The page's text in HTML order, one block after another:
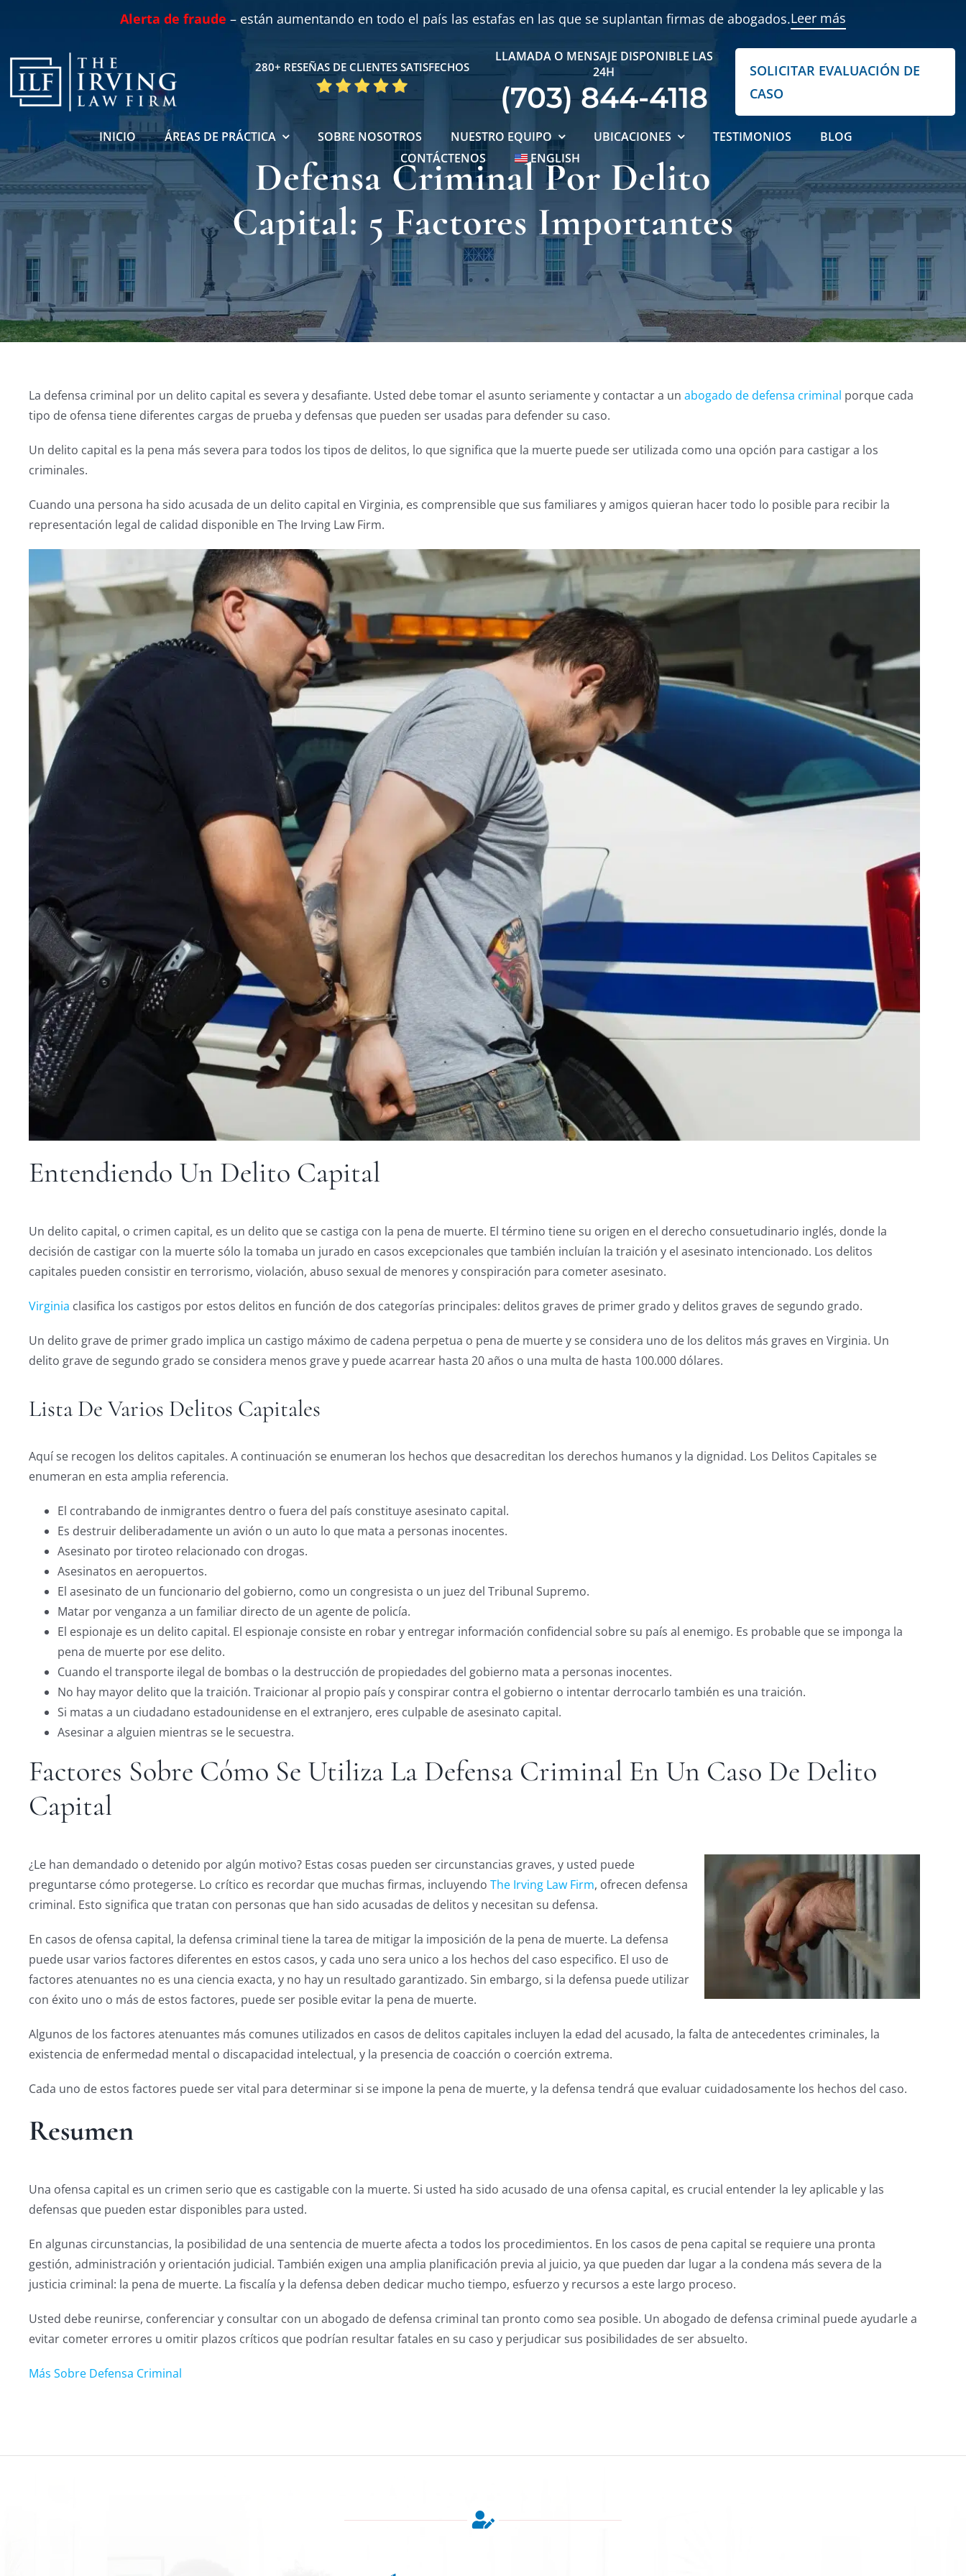
Alerta de fraude – están aumentando en todo el país las estafas en las que se suplantan firmas de abogados.Leer más
280+ RESEÑAS DE CLIENTES SATISFECHOS
LLAMADA O MENSAJE DISPONIBLE LAS
24H
(703) 844-4118
SOLICITAR EVALUACIÓN DE
CASO
INICIO ÁREAS DE PRÁCTICA SOBRE NOSOTROS NUESTRO EQUIPO UBICACIONES TESTIMONIOS
BLOG
CONTÁCTENOS
ENGLISH
Defensa Criminal Por Delito
Capital: 5 Factores Importantes
La defensa criminal por un delito capital es severa y desafiante. Usted debe tomar el asunto seriamente y contactar a un abogado de defensa criminal porque cada
tipo de ofensa tiene diferentes cargas de prueba y defensas que pueden ser usadas para defender su caso.
Un delito capital es la pena más severa para todos los tipos de delitos, lo que significa que la muerte puede ser utilizada como una opción para castigar a los
criminales.
Cuando una persona ha sido acusada de un delito capital en Virginia, es comprensible que sus familiares y amigos quieran hacer todo lo posible para recibir la
representación legal de calidad disponible en The Irving Law Firm.
Entendiendo Un Delito Capital
Un delito capital, o crimen capital, es un delito que se castiga con la pena de muerte. El término tiene su origen en el derecho consuetudinario inglés, donde la
decisión de castigar con la muerte sólo la tomaba un jurado en casos excepcionales que también incluían la traición y el asesinato intencionado. Los delitos
capitales pueden consistir en terrorismo, violación, abuso sexual de menores y conspiración para cometer asesinato.
Virginia clasifica los castigos por estos delitos en función de dos categorías principales: delitos graves de primer grado y delitos graves de segundo grado.
Un delito grave de primer grado implica un castigo máximo de cadena perpetua o pena de muerte y se considera uno de los delitos más graves en Virginia. Un
delito grave de segundo grado se considera menos grave y puede acarrear hasta 20 años o una multa de hasta 100.000 dólares.
Lista De Varios Delitos Capitales
Aquí se recogen los delitos capitales. A continuación se enumeran los hechos que desacreditan los derechos humanos y la dignidad. Los Delitos Capitales se
enumeran en esta amplia referencia.
El contrabando de inmigrantes dentro o fuera del país constituye asesinato capital.
Es destruir deliberadamente un avión o un auto lo que mata a personas inocentes.
Asesinato por tiroteo relacionado con drogas.
Asesinatos en aeropuertos.
El asesinato de un funcionario del gobierno, como un congresista o un juez del Tribunal Supremo.
Matar por venganza a un familiar directo de un agente de policía.
El espionaje es un delito capital. El espionaje consiste en robar y entregar información confidencial sobre su país al enemigo. Es probable que se imponga la
pena de muerte por ese delito.
Cuando el transporte ilegal de bombas o la destrucción de propiedades del gobierno mata a personas inocentes.
No hay mayor delito que la traición. Traicionar al propio país y conspirar contra el gobierno o intentar derrocarlo también es una traición.
Si matas a un ciudadano estadounidense en el extranjero, eres culpable de asesinato capital.
Asesinar a alguien mientras se le secuestra.
Factores Sobre Cómo Se Utiliza La Defensa Criminal En Un Caso De Delito
Capital
¿Le han demandado o detenido por algún motivo? Estas cosas pueden ser circunstancias graves, y usted puede
preguntarse cómo protegerse. Lo crítico es recordar que muchas firmas, incluyendo The Irving Law Firm, ofrecen defensa
criminal. Esto significa que tratan con personas que han sido acusadas de delitos y necesitan su defensa.
En casos de ofensa capital, la defensa criminal tiene la tarea de mitigar la imposición de la pena de muerte. La defensa
puede usar varios factores diferentes en estos casos, y cada uno sera unico a los hechos del caso especifico. El uso de
factores atenuantes no es una ciencia exacta, y no hay un resultado garantizado. Sin embargo, si la defensa puede utilizar
con éxito uno o más de estos factores, puede ser posible evitar la pena de muerte.
Algunos de los factores atenuantes más comunes utilizados en casos de delitos capitales incluyen la edad del acusado, la falta de antecedentes criminales, la
existencia de enfermedad mental o discapacidad intelectual, y la presencia de coacción o coerción extrema.
Cada uno de estos factores puede ser vital para determinar si se impone la pena de muerte, y la defensa tendrá que evaluar cuidadosamente los hechos del caso.
Resumen
Una ofensa capital es un crimen serio que es castigable con la muerte. Si usted ha sido acusado de una ofensa capital, es crucial entender la ley aplicable y las
defensas que pueden estar disponibles para usted.
En algunas circunstancias, la posibilidad de una sentencia de muerte afecta a todos los procedimientos. En los casos de pena capital se requiere una pronta
gestión, administración y orientación judicial. También exigen una amplia planificación previa al juicio, ya que pueden dar lugar a la condena más severa de la
justicia criminal: la pena de muerte. La fiscalía y la defensa deben dedicar mucho tiempo, esfuerzo y recursos a este largo proceso.
Usted debe reunirse, conferenciar y consultar con un abogado de defensa criminal tan pronto como sea posible. Un abogado de defensa criminal puede ayudarle a
evitar cometer errores u omitir plazos críticos que podrían resultar fatales en su caso y perjudicar sus posibilidades de ser absuelto.
Más Sobre Defensa Criminal